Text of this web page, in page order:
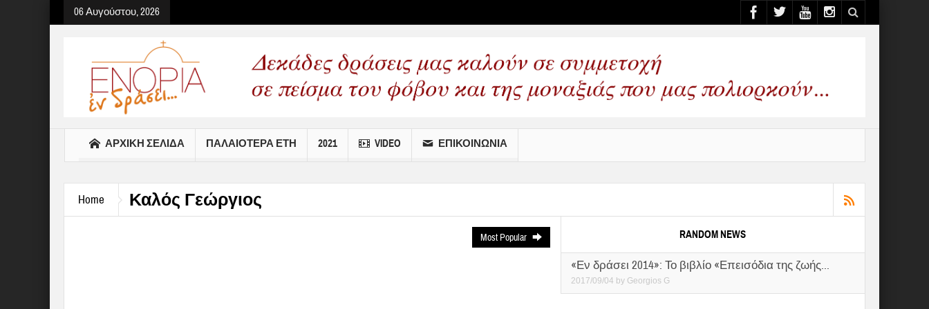
06 Αυγούστου, 2026
ΑΡΧΙΚΉ ΣΕΛΊΔΑ ΠΑΛΑΙΟΤΕΡΑ ΕΤΗ 2021 VIDEO ΕΠΙΚΟΙΝΩΝΙΑ
Home Καλός Γεώργιος
Most Popular RANDOM NEWS
«Εν δράσει 2014»: Το βιβλίο «Επεισόδια της ζωής...
2017/09/04 by Georgios G